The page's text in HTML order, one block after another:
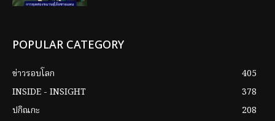
POPULAR CATEGORY
ข่าวรอบโลก
405
INSIDE - INSIGHT
378
ปกิณกะ
208